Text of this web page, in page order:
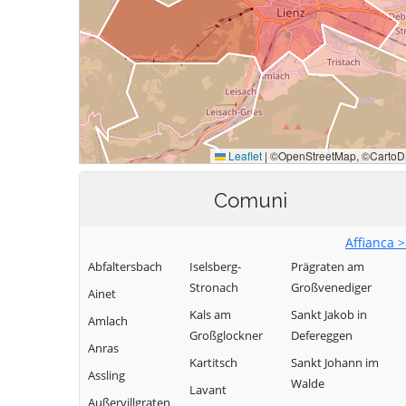
Comuni
Affianca
Abfaltersbach
Ainet
Amlach
Anras
Assling
Außervillgraten
Iselsberg-
Stronach
Kals am
Großglockner
Kartitsch
Lavant
Prägraten am
Großvenediger
Sankt Jakob in
Defereggen
Sankt Johann im
Walde